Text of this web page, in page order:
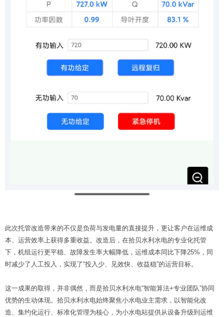
此次托管改造带来的不仅是负荷与发电量的直接提升，更让客户在运维成
本、运营效率上获得多重收益。改造后，在拾贝水利水电的专业化托管
下，机组运行更平稳、故障发生率大幅降低，运维成本同比下降25%，同
时减少了人工投入，实现了“投入少、见效快、收益稳”的运营目标。
这一成果的取得，并非偶然，而是拾贝水利水电“智能算法+专业团队”协同
优势的生动体现。拾贝水利水电始终聚焦小水电业主需求，以智能化改
造、集约化运行、标准化管理为核心，为小水电站提供从设备升级到运维